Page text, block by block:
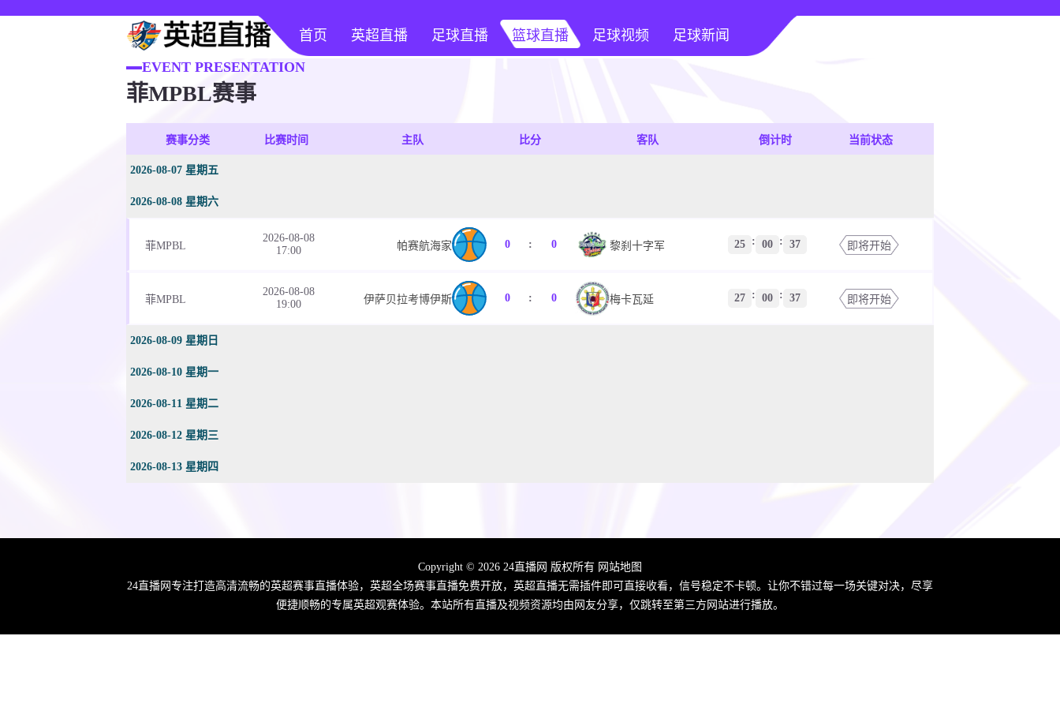
首页 英超直播 足球直播 篮球直播 足球视频
足球新闻
EVENT PRESENTATION
菲MPBL赛事
赛事分类 比赛时间 主队 比分 客队 倒计时 当前状态
2026-08-07 星期五
2026-08-08 星期六
菲MPBL
2026-08-08
17:00
帕赛航海家 0 : 0 黎刹十字军 25 : 00 : 37 即将开始
菲MPBL
2026-08-08
19:00
伊萨贝拉考博伊斯 0 : 0 梅卡瓦延 27 : 00 : 37 即将开始
2026-08-09 星期日
2026-08-10 星期一
2026-08-11 星期二
2026-08-12 星期三
2026-08-13 星期四
Copyright © 2026 24直播网 版权所有 网站地图
24直播网专注打造高清流畅的英超赛事直播体验，英超全场赛事直播免费开放，英超直播无需插件即可直接收看，信号稳定不卡顿。让你不错过每一场关键对决，尽享
便捷顺畅的专属英超观赛体验。本站所有直播及视频资源均由网友分享，仅跳转至第三方网站进行播放。